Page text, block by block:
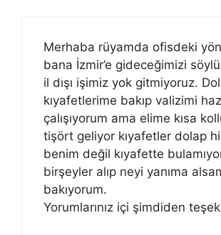
Merhaba rüyamda ofisdeki
bana İzmir’e gideceğimizi
il dışı işimiz yok gitmiyoruz.
kıyafetlerime bakıp valizimi
çalışıyorum ama elime kısa
tişört geliyor kıyafetler dolap
benim değil kıyafette
birşeyler alıp neyi yanıma
bakıyorum.
Yorumlarınız içi şimdiden